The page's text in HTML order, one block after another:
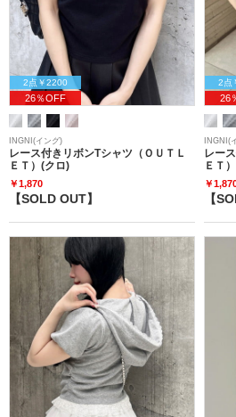
2点￥2200
26％OFF
INGNI(イング)
レース付きリボンTシャツ（ＯＵＴＬ
ＥＴ）(クロ)
￥1,870
【SOLD OUT】
2点
26
INGNI(
レー
ＥＴ
￥
【